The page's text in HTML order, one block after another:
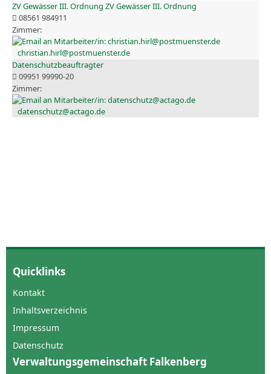
ZV Gewässer III. Ordnung ZV Gewässer III. Ordnung
08561 984911
christian.hirl@postmuenster.de
Datenschutzbeauftragter
09951 99990-20
datenschutz@actago.de
Quicklinks
Kontakt
Inhaltsverzeichnis
Impressum
Datenschutz
Verwaltungsgemeinschaft Falkenberg